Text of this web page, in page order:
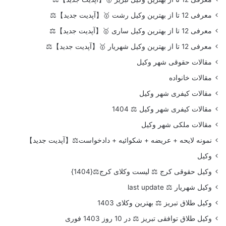
معرفی 12 تا از بهترین وکیل رشت 🥇【آپدیت جدید】⚖️
معرفی 12 تا از بهترین وکیل ساری 🥇【آپدیت جدید】⚖️
معرفی 12 تا از بهترین وکیل شهریار 🥇【آپدیت جدید】⚖️
مقالات حقوقی شهر وکیل
مقالات خانواده
مقالات کیفری شهر وکیل
مقالات کیفری شهر وکیل ⚖️ 1404
مقالات ملکی شهر وکیل
نمونه لایحه + عریضه + شکوائیه + دادخواست⚖️【آپدیت جدید】
وکیل
وکیل حقوقی کرج ⚖️ لیست وکلای کرج⚖️{1404}
وکیل شهریار ⚖️ last update
وکیل طلاق تبریز ⚖️ بهترین وکلای 1403
وکیل طلاق توافقی تبریز ⚖️ در 10 روز 1403 فوری